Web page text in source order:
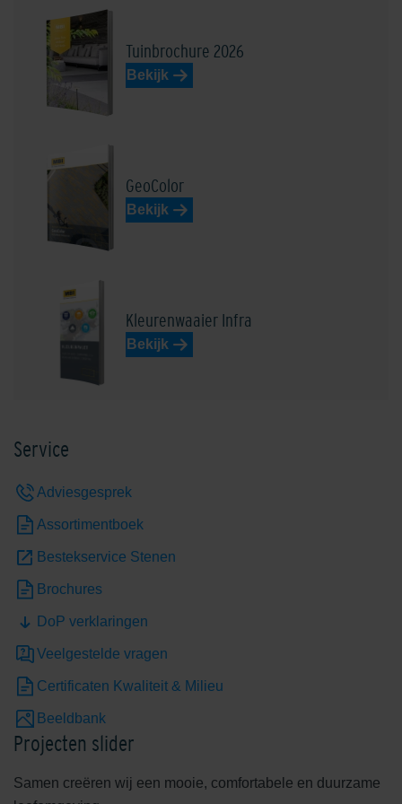
Edelbasaltzwart
Edeldonkerbruin
Tuinbrochure 2026
Bekijk
GeoColor
Bekijk
Kleurenwaaier Infra
Bekijk
Service
Adviesgesprek
Assortimentboek
Bestekservice Stenen
Brochures
DoP verklaringen
Veelgestelde vragen
Certificaten Kwaliteit & Milieu
Beeldbank
Projecten slider
Samen creëren wij een mooie, comfortabele en duurzame